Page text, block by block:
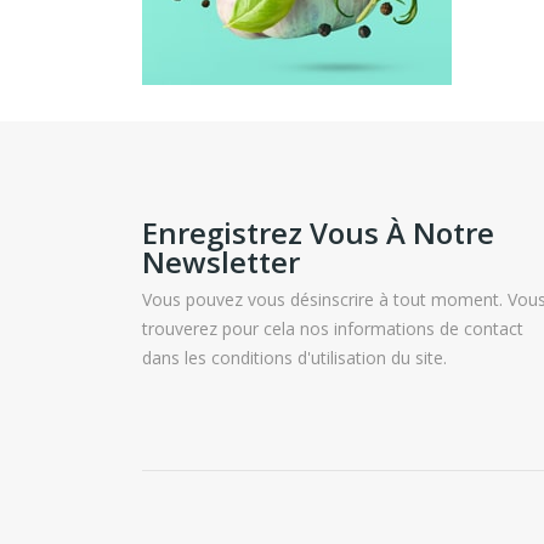
Enregistrez Vous À Notre
Newsletter
Vous pouvez vous désinscrire à tout moment.
trouverez pour cela nos informations de contact
dans les conditions d'utilisation du site.